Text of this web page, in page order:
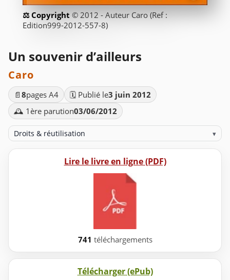
© 2012 - Auteur Caro (Ref :
Edition999-2012-557-8)
Un souvenir d’ailleurs
Caro
📄 8pages A4 🗓️ Publié le3 juin 2012
🕰️ 1ère parution03/06/2012
Droits & réutilisation ▾
Lire le livre en ligne (PDF)
741 téléchargements
Télécharger (ePub)